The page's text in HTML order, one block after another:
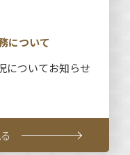
について
についてお知らせ